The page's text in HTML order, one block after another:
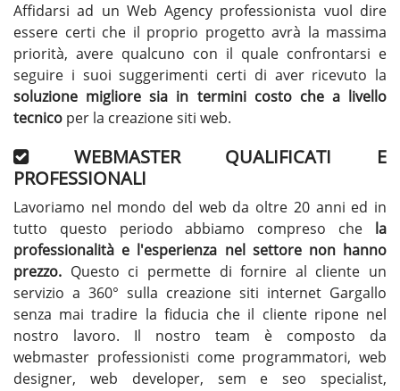
Affidarsi ad un Web Agency professionista vuol dire
essere certi che il proprio progetto avrà la massima
priorità, avere qualcuno con il quale confrontarsi e
seguire i suoi suggerimenti certi di aver ricevuto la
soluzione migliore sia in termini costo che a livello
tecnico per la creazione siti web.
WEBMASTER QUALIFICATI E
PROFESSIONALI
Lavoriamo nel mondo del web da oltre 20 anni ed in
tutto questo periodo abbiamo compreso che la
professionalità e l'esperienza nel settore non hanno
prezzo. Questo ci permette di fornire al cliente un
servizio a 360° sulla creazione siti internet Gargallo
senza mai tradire la fiducia che il cliente ripone nel
nostro lavoro. Il nostro team è composto da
webmaster professionisti come programmatori, web
designer, web developer, sem e seo specialist,